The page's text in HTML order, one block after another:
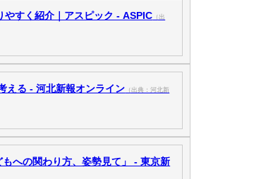
やすく紹介｜アスピック - ASPIC （出
える - 河北新報オンライン （出典：河北新
への関わり方、姿勢見て」 - 東京新